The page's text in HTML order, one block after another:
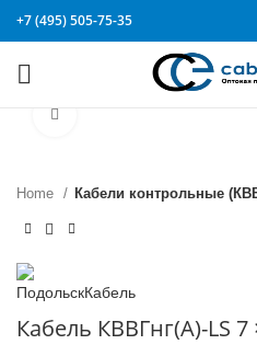
+7 (495) 505-75-35
Home Кабели контрольные
Кабель КВВГнг(А)-LS 7